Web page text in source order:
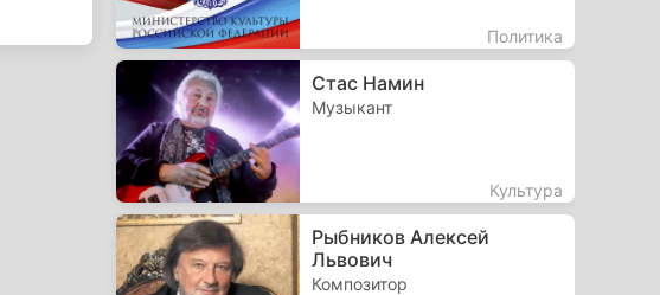
Политика
Стас Намин
Музыкант
Культура
Рыбников Алексей
Львович
Композитор